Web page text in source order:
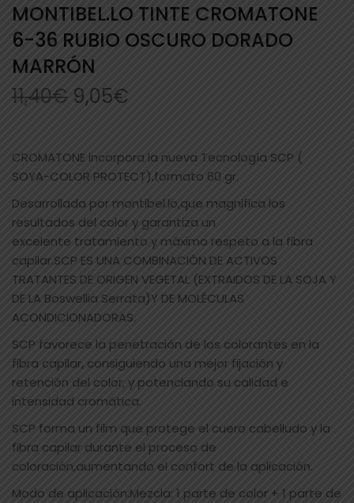
MONTIBEL.LO TINTE CROMATONE
6-36 RUBIO OSCURO DORADO
MARRÓN
11,40€ 9,05€
CROMATONE incorpora la nueva Tecnología SCP (
SOYA-COLOR PROTECT),formato 60 gr.
Desarrollada por montibel.lo,que magnifica los
resultados del color y garantiza un
excelente tratamiento y máximo respeto a la fibra
capilar.SCP ES UNA COMBINACIÓN DE ACTIVOS
TRATANTES DE ORIGEN VEGETAL (EXTRAIDOS DE LA SOJA Y
DE LA Boswellia Serrata)Y DE MOLÉCULAS
ACONDICIONADORAS.
SCP favorece la penetración de los colorantes en la
fibra capilar, consiguiendo una mejor fijación y
retención del color, y potenciando su calidad e
intensidad cromática.
SCP forma un film que protege el cuero cabelludo y la
fibra capilar durante el proceso de
coloración,aumentando el confort de la aplicación.
Modo de aplicación:Mezcla: 1 parte de color + 1 parte de